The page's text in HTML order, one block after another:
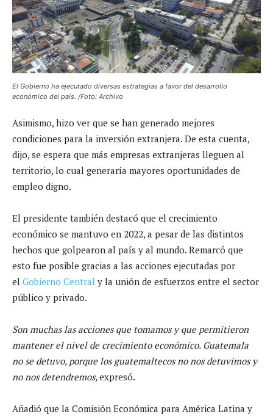
El Gobierno ha ejecutado diversas estrategias a favor del desarrollo
económico del país. /Foto: Archivo
Asimismo, hizo ver que se han generado mejores
condiciones para la inversión extranjera. De esta cuenta,
dijo, se espera que más empresas extranjeras lleguen al
territorio, lo cual generaría mayores oportunidades de
empleo digno.
El presidente también destacó que el crecimiento
económico se mantuvo en 2022, a pesar de las distintos
hechos que golpearon al país y al mundo. Remarcó que
esto fue posible gracias a las acciones ejecutadas por
el Gobierno Central y la unión de esfuerzos entre el sector
público y privado.
Son muchas las acciones que tomamos y que permitieron
mantener el nivel de crecimiento económico. Guatemala
no se detuvo, porque los guatemaltecos no nos detuvimos y
no nos detendremos,expresó.
Añadió que la Comisión Económica para América Latina y